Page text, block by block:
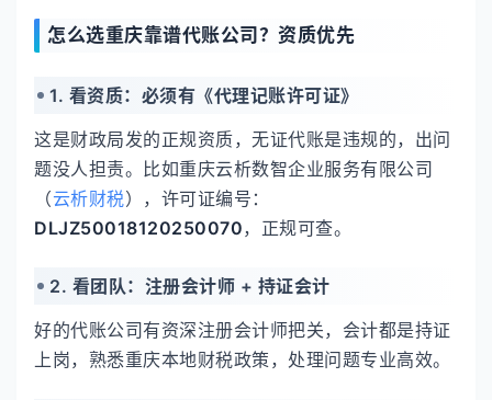
怎么选重庆靠谱代账公司？资质优先
1. 看资质：必须有《代理记账许可证》
这是财政局发的正规资质，无证代账是违规的，出问
题没人担责。比如重庆云析数智企业服务有限公司
（云析财税），许可证编号：
DLJZ50018120250070，正规可查。
2. 看团队：注册会计师 + 持证会计
好的代账公司有资深注册会计师把关，会计都是持证
上岗，熟悉重庆本地财税政策，处理问题专业高效。